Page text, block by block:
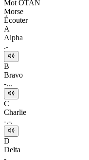
Mot OTAN
Morse
Écouter
A
Alpha
.-
B
Bravo
-...
C
Charlie
-.-.
D
Delta
-..